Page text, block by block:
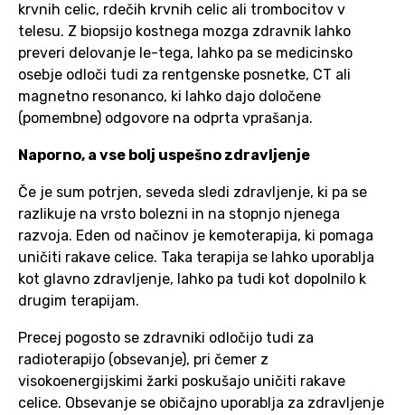
krvnih celic, rdečih krvnih celic ali trombocitov v
telesu. Z biopsijo kostnega mozga zdravnik lahko
preveri delovanje le-tega, lahko pa se medicinsko
osebje odloči tudi za rentgenske posnetke, CT ali
magnetno resonanco, ki lahko dajo določene
(pomembne) odgovore na odprta vprašanja.
Naporno, a vse bolj uspešno zdravljenje
Če je sum potrjen, seveda sledi zdravljenje, ki pa se
razlikuje na vrsto bolezni in na stopnjo njenega
razvoja. Eden od načinov je kemoterapija, ki pomaga
uničiti rakave celice. Taka terapija se lahko uporablja
kot glavno zdravljenje, lahko pa tudi kot dopolnilo k
drugim terapijam.
Precej pogosto se zdravniki odločijo tudi za
radioterapijo (obsevanje), pri čemer z
visokoenergijskimi žarki poskušajo uničiti rakave
celice. Obsevanje se običajno uporablja za zdravljenje